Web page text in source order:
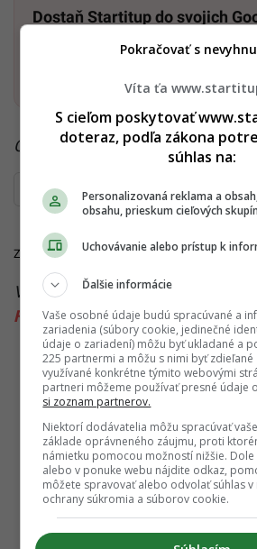
Dostaň Startitup do svojich
Čítaj viac z kategórie:Zo
Ďakujeme, že čítaš Startitup. V
alebo si našiel v
Zdroje:Denník N, TASR
Viac k téme:KDH,manželstvo
Fico,ústava,zmeny
Víta ťa
S cieľom poskytovať
doteraz, podľa zákona
súhlas na:
Personalizovaná reklama a
obsahu, prieskum cieľových
Uchovávanie alebo prístup k
Ďalšie informácie
Vaše osobné údaje budú spracúvané a
zariadenia (súbory cookie, jedinečné
údaje o zariadení) môžu byť ukladané a
225 partnermi a môžu s nimi byť
využívané konkrétne týmito webovými
partneri môžeme používať presné údaje
si zoznam partnerov.
Niektorí dodávatelia môžu spracúvať
základe oprávneného záujmu, proti
námietku pomocou možností nižšie.
alebo v ponuke webu nájdite odkaz,
môžete spravovať alebo odvolať súhlas v
ochrany súkromia a súborov cookie.
Pokračovať s